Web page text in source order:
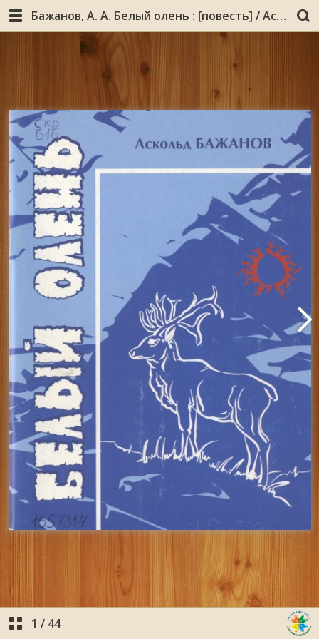
Бажанов, А. А. Белый олень : [повесть] / Аскольд Бажанов. - Мурманск : Север, 2007. - 39, [1] с. : ил.
1 / 44